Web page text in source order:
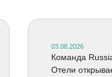
03.08.2026
Команда
Отели